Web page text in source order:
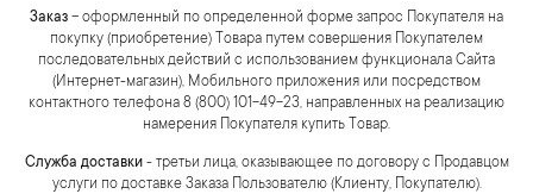
Заказ – оформленный по определенной форме запрос Покупателя на
покупку (приобретение) Товара путем совершения Покупателем
последовательных действий с использованием функционала Сайта
(Интернет-магазин), Мобильного приложения или посредством
контактного телефона 8 (800) 101-49-23, направленных на реализацию
намерения Покупателя купить Товар.
Служба доставки- третьи лица, оказывающее по договору с Продавцом
услуги по доставке Заказа Пользователю (Клиенту, Покупателю).